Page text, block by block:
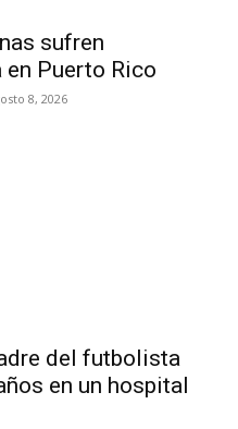
sufren
Puerto Rico
8, 2026
del futbolista
en un hospital